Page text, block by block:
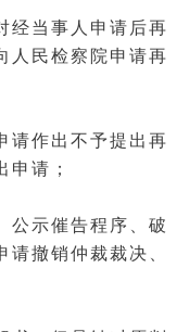
经当事人申请后再
人民检察院 申请再
请作出不予提出再
申请；
公示催告程序、破
请撤销仲裁裁决